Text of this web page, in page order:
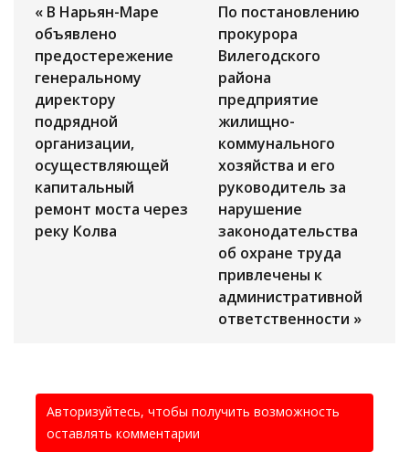
« В Нарьян-Маре
объявлено
предостережение
генеральному
директору
подрядной
организации,
осуществляющей
капитальный
ремонт моста через
реку Колва
По постановлению
прокурора
Вилегодского
района
предприятие
жилищно-
коммунального
хозяйства и его
руководитель за
нарушение
законодательства
об охране труда
привлечены к
административной
ответственности »
Авторизуйтесь, чтобы получить возможность
оставлять комментарии